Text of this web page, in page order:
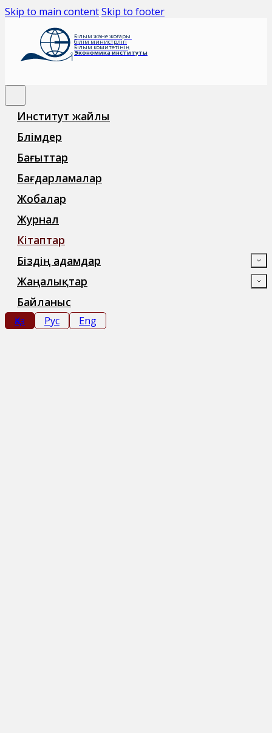
Skip to main contentSkip to footer
Ғылым және жоғары
білім министрлігі
Ғылым комитетінің
Экономика институты
Институт жайлы
Бөлімдер
Бағыттар
Бағдарламалар
Жобалар
Журнал
Кітаптар
Біздің адамдар
Жаңалықтар
Байланыс
Қаз Рус Eng